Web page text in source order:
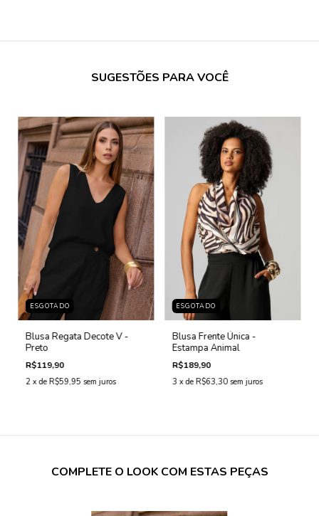
SUGESTÕES PARA VOCÊ
ESGOTADO
Blusa Regata Decote V -
Preto
R$119,90
2 x de R$59,95 sem juros
ESGOTADO
Blusa Frente Única -
Estampa Animal
R$189,90
3 x de R$63,30 sem juros
COMPLETE O LOOK COM ESTAS PEÇAS